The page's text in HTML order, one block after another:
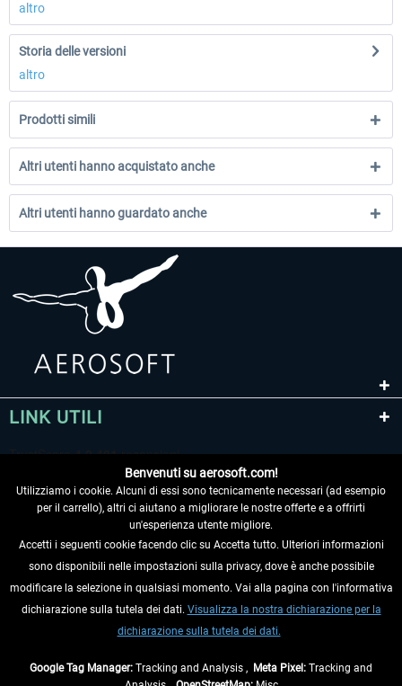
altro
Storia delle versioni
altro
Prodotti simili
Altri utenti hanno acquistato anche
Altri utenti hanno guardato anche
LINK UTILI
RECEDERE DAL CONTRATTO
INFORMAZIONI
Benvenuti su aerosoft.com!
Utilizziamo i cookie. Alcuni di essi sono tecnicamente necessari (ad esempio
per il carrello), altri ci aiutano a migliorare le nostre offerte e a offrirti
un'esperienza utente migliore.
Accetti i seguenti cookie facendo clic su Accetta tutto. Ulteriori informazioni
sono disponibili nelle impostazioni sulla privacy, dove è anche possibile
modificare la selezione in qualsiasi momento. Vai alla pagina con l'informativa
dichiarazione sulla tutela dei dati. Visualizza la nostra dichiarazione per la
dichiarazione sulla tutela dei dati.
Google Tag Manager: Tracking and Analysis , Meta Pixel: Tracking and